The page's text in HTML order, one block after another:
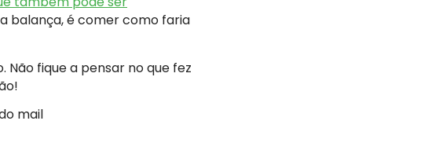
balança, é comer como faria
Não fique a pensar no que fez
mail